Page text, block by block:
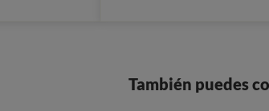
También puedes